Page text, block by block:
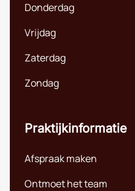
Donderdag
Vrijdag
Zaterdag
Zondag
Praktijkinformatie
Afspraak maken
Ontmoet het team